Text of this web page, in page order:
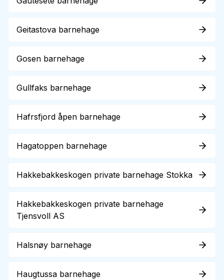
Geitastova barnehage
Gosen barnehage
Gullfaks barnehage
Hafrsfjord åpen barnehage
Hagatoppen barnehage
Hakkebakkeskogen private barnehage Stokka
Hakkebakkeskogen private barnehage
Tjensvoll AS
Halsnøy barnehage
Haugtussa barnehage